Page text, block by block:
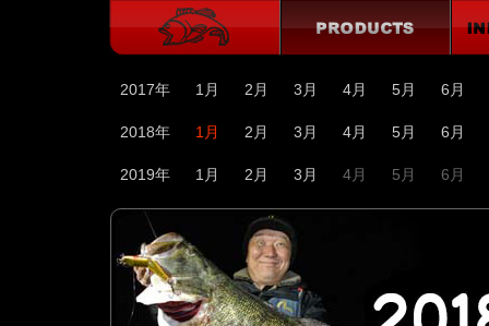
2017年 1月 2月 3月 4月 5月 6月
2018年 1月 2月 3月 4月 5月 6月
2019年 1月 2月 3月 4月 5月 6月